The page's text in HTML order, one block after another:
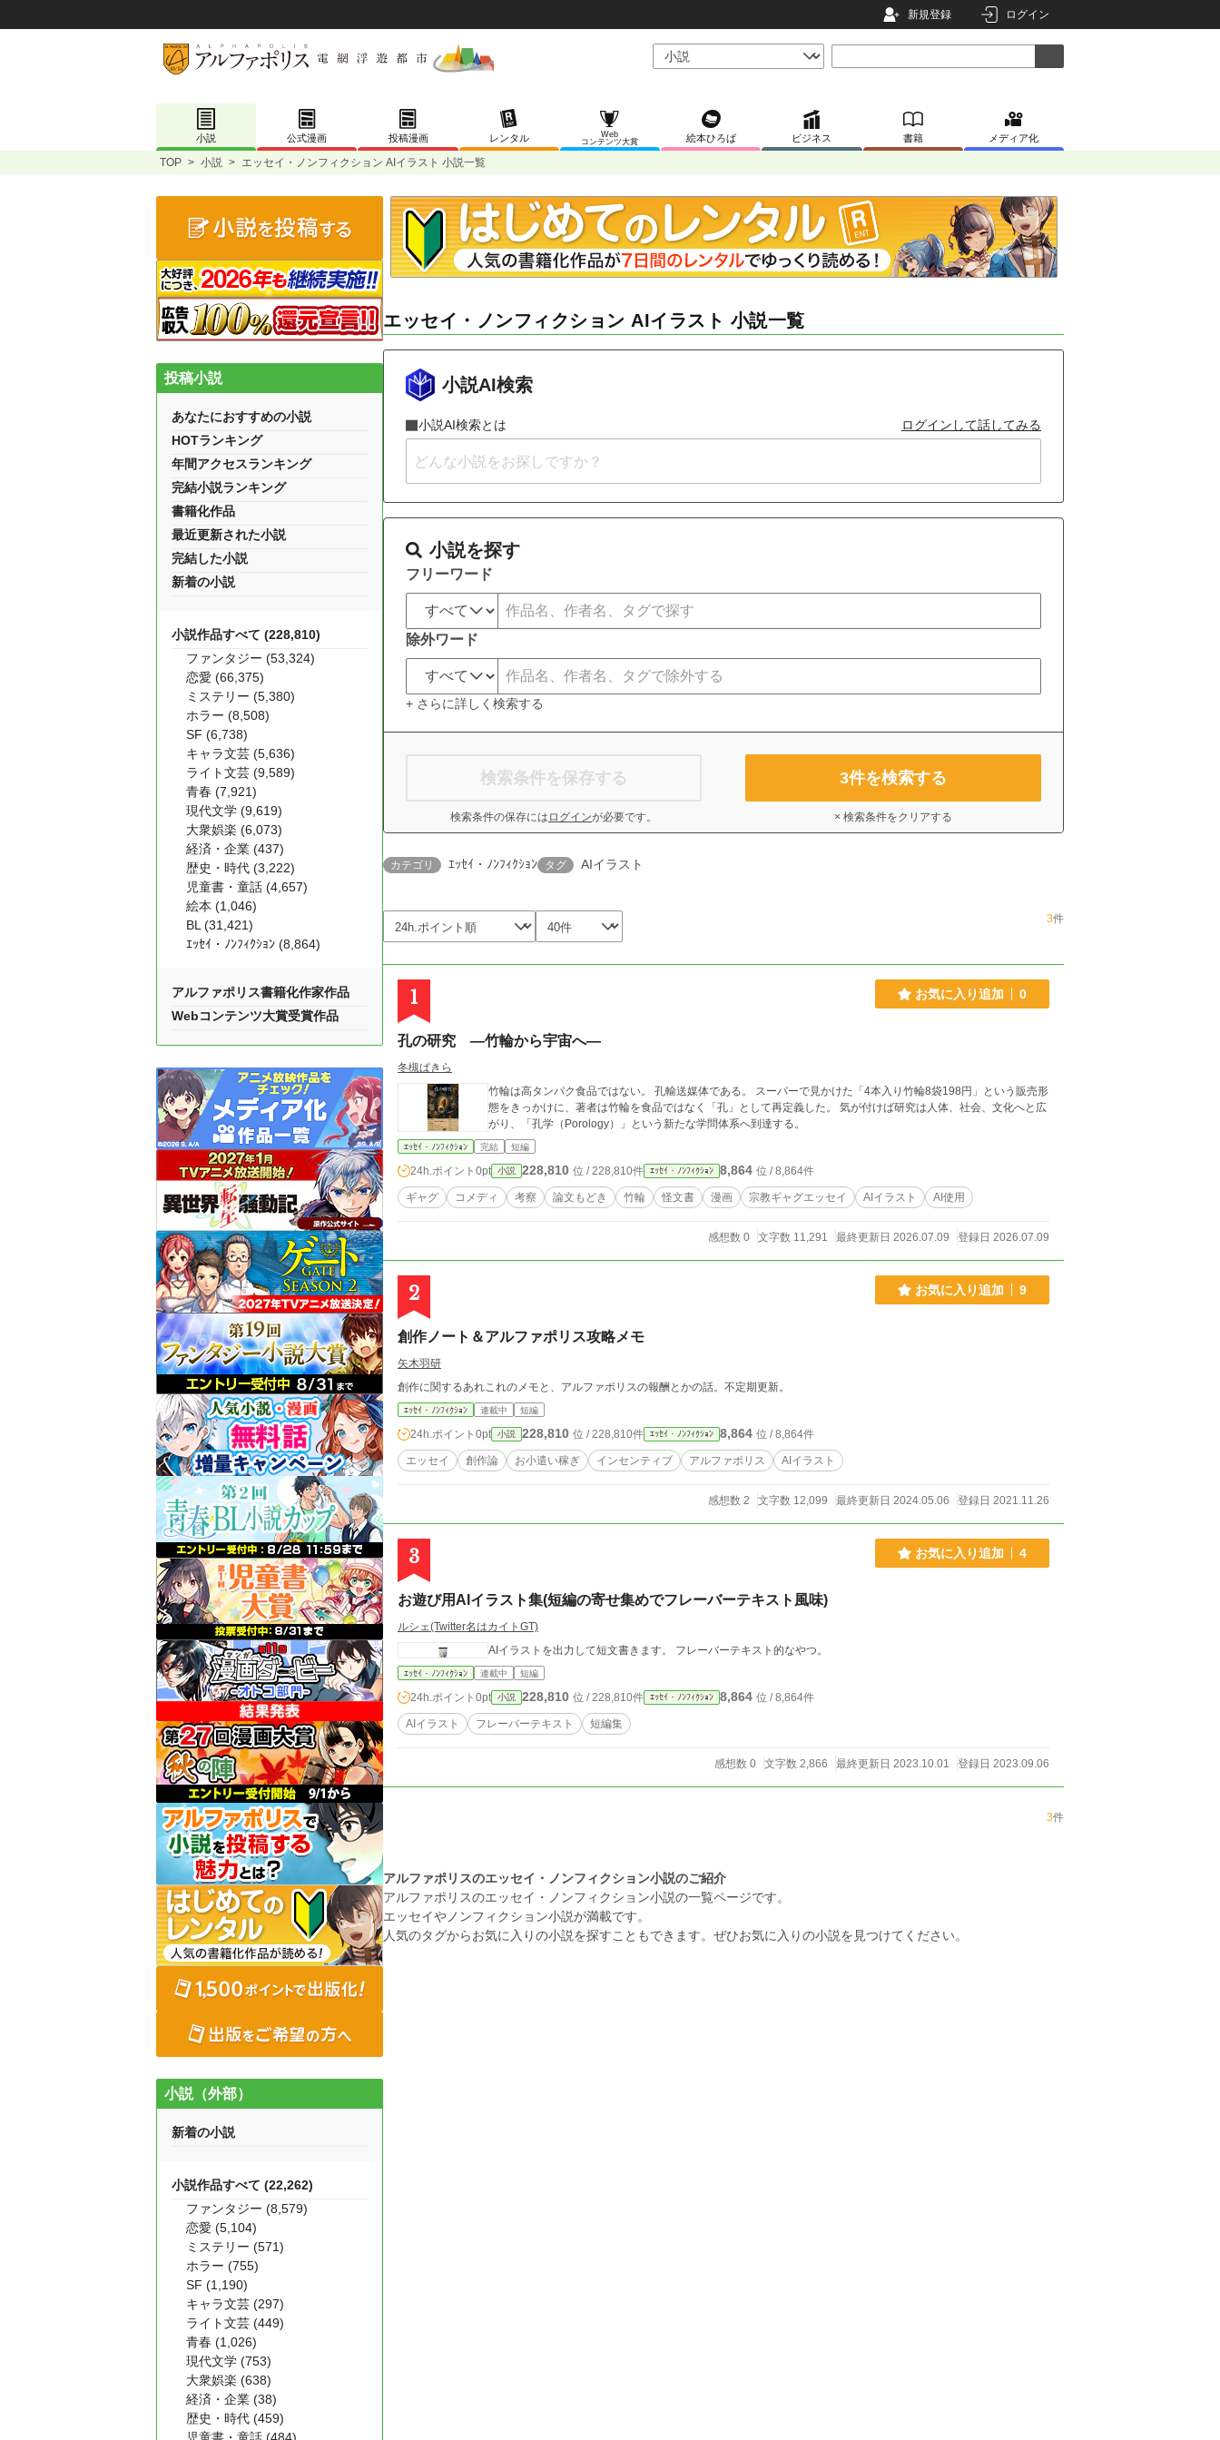
新規登録 ログイン
小説 公式漫画 投稿漫画 レンタル
Web
コンテンツ大賞
絵本ひろば ビジネス 書籍 メディア化
TOP > 小説 > エッセイ・ノンフィクション AIイラスト 小説一覧
エッセイ・ノンフィクション AIイラスト 小説一覧
小説AI検索
小説AI検索とは ログインして話してみる
小説を探す
フリーワード
除外ワード
+ さらに詳しく検索する
検索条件を保存する
検索条件の保存には ログインが必要です。
3件を検索する
× 検索条件をクリアする
カテゴリ ｴｯｾｲ・ﾉﾝﾌｨｸｼｮﾝ タグ AIイラスト
3件
1 お気に入り追加 0
孔の研究 ―竹輪から宇宙へ―
冬槻ぱきら
竹輪は高タンパク食品ではない。 孔輸送媒体である。 スーパーで見かけた「4本入り竹輪8袋198円」という販売形
態をきっかけに、著者は竹輪を食品ではなく「孔」として再定義した。 気が付けば研究は人体、社会、文化へと広
がり、「孔学（Porology）」という新たな学問体系へ到達する。
ｴｯｾｲ・ﾉﾝﾌｨｸｼｮﾝ 完結 短編
24h.ポイント 0pt 小説 228,810 位 / 228,810件 ｴｯｾｲ・ﾉﾝﾌｨｸｼｮﾝ 8,864 位 / 8,864件
ギャグ コメディ 考察 論文もどき 竹輪 怪文書 漫画 宗教ギャグエッセイ AIイラスト AI使用
感想数 0 文字数 11,291 最終更新日 2026.07.09 登録日 2026.07.09
2 お気に入り追加 9
創作ノート＆アルファポリス攻略メモ
矢木羽研
創作に関するあれこれのメモと、アルファポリスの報酬とかの話。不定期更新。
ｴｯｾｲ・ﾉﾝﾌｨｸｼｮﾝ 連載中 短編
24h.ポイント 0pt 小説 228,810 位 / 228,810件 ｴｯｾｲ・ﾉﾝﾌｨｸｼｮﾝ 8,864 位 / 8,864件
エッセイ 創作論 お小遣い稼ぎ インセンティブ アルファポリス AIイラスト
感想数 2 文字数 12,099 最終更新日 2024.05.06 登録日 2021.11.26
3 お気に入り追加 4
お遊び用AIイラスト集(短編の寄せ集めでフレーバーテキスト風味)
ルシェ(Twitter名はカイトGT)
AIイラストを出力して短文書きます。 フレーバーテキスト的なやつ。
ｴｯｾｲ・ﾉﾝﾌｨｸｼｮﾝ 連載中 短編
24h.ポイント 0pt 小説 228,810 位 / 228,810件 ｴｯｾｲ・ﾉﾝﾌｨｸｼｮﾝ 8,864 位 / 8,864件
AIイラスト フレーバーテキスト 短編集
感想数 0 文字数 2,866 最終更新日 2023.10.01 登録日 2023.09.06
3件
アルファポリスのエッセイ・ノンフィクション小説のご紹介
アルファポリスのエッセイ・ノンフィクション小説の一覧ページです。
エッセイやノンフィクション小説が満載です。
人気のタグからお気に入りの小説を探すこともできます。ぜひお気に入りの小説を見つけてください。
投稿小説
あなたにおすすめの小説
HOTランキング
年間アクセスランキング
完結小説ランキング
書籍化作品
最近更新された小説
完結した小説
新着の小説
小説作品すべて (228,810)
ファンタジー (53,324)
恋愛 (66,375)
ミステリー (5,380)
ホラー (8,508)
SF (6,738)
キャラ文芸 (5,636)
ライト文芸 (9,589)
青春 (7,921)
現代文学 (9,619)
大衆娯楽 (6,073)
経済・企業 (437)
歴史・時代 (3,222)
児童書・童話 (4,657)
絵本 (1,046)
BL (31,421)
ｴｯｾｲ・ﾉﾝﾌｨｸｼｮﾝ (8,864)
アルファポリス書籍化作家作品
Webコンテンツ大賞受賞作品
小説（外部）
新着の小説
小説作品すべて (22,262)
ファンタジー (8,579)
恋愛 (5,104)
ミステリー (571)
ホラー (755)
SF (1,190)
キャラ文芸 (297)
ライト文芸 (449)
青春 (1,026)
現代文学 (753)
大衆娯楽 (638)
経済・企業 (38)
歴史・時代 (459)